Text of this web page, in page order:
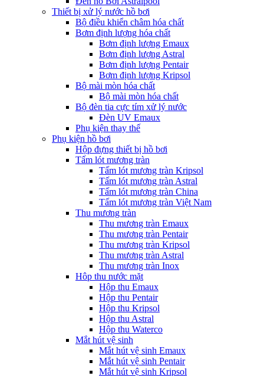
Thiết bị xử lý nước hồ bơi
Bộ điều khiển châm hóa chất
Bơm định lượng hóa chất
Bơm định lượng Emaux
Bơm định lượng Astral
Bơm định lượng Pentair
Bơm định lượng Kripsol
Bộ mài mòn hóa chất
Bộ mài mòn hóa chất
Bộ đèn tia cực tím xử lý nước
Đèn UV Emaux
Phụ kiện thay thế
Phụ kiện hồ bơi
Hộp đựng thiết bị hồ bơi
Tấm lót mương tràn
Tấm lót mương tràn Kripsol
Tấm lót mương tràn Astral
Tấm lót mương tràn China
Tấm lót mương tràn Việt Nam
Thu mương tràn
Thu mương tràn Emaux
Thu mương tràn Pentair
Thu mương tràn Kripsol
Thu mương tràn Astral
Thu mương tràn Inox
Hôp thu nước mặt
Hộp thu Emaux
Hộp thu Pentair
Hộp thu Kripsol
Hộp thu Astral
Hộp thu Waterco
Mắt hút vệ sinh
Mắt hút vệ sinh Emaux
Mắt hút vệ sinh Pentair
Mắt hút vệ sinh Kripsol